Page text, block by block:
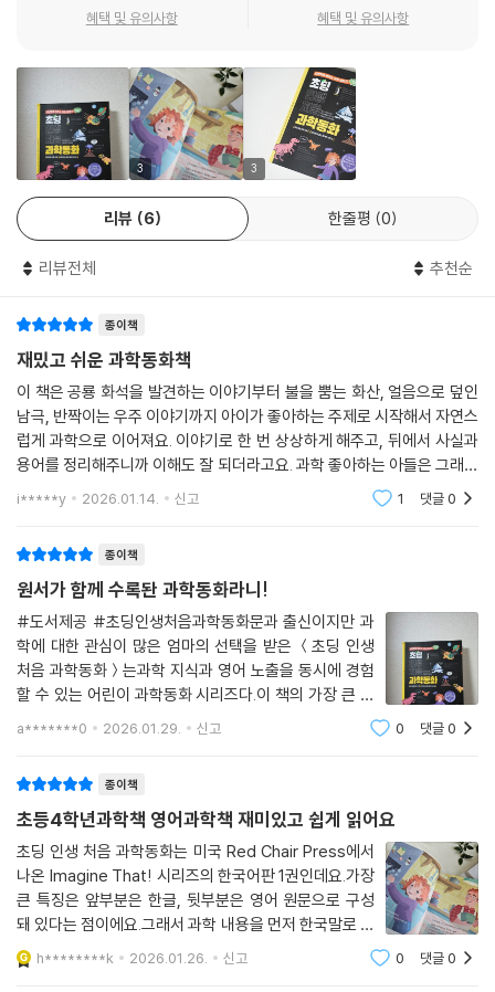
을 영어 원문으로 다지고, QR코드를 찍으면 원어민 선생님이 직접 들려주
에 빠져 아이 스스로 찾아 읽게 되는 책, 과학동화로 아이의 지식과 언어의
세계가 넓어집니다.
초등학교 교과서와 연계, 과학 수업이 기다려지는 마법!
『초딩 인생 처음 과학동화』는 초등 과학 교과서에서 다루는 핵심 주제를
바탕으로 구성되어 있어, 수업 전후 확장 활동, 배경 지식 보강, 영어 통합
년), 공룡 화석(5학년), 화산(4~6학년), 우주(4~6학년) 등 초등교과서
념을 자연스럽게 이해할 수 있도록 돕고 있습니다. 미리 읽어두면 과학 수
업이 기다려질 거예요.
혜택 및 유의사항 혜택 및 유의사항
3 3
리뷰 6 한줄평 0
리뷰전체 추천순
종이책
재밌고 쉬운 과학동화책
이 책은 공룡 화석을 발견하는 이야기부터 불을 뿜는 화산, 얼음으로 덮인
남극, 반짝이는 우주 이야기까지 아이가 좋아하는 주제로 시작해서 자연스
럽게 과학으로 이어져요. 이야기로 한 번 상상하게 해주고, 뒤에서 사실과
용어를 정리해주니까 이해도 잘 되더라고요. 과학 좋아하는 아들은 그래서
이게 이런 거구나하면서 스스로 설명해볼 정도였어요. 공부처럼 느껴지지
않아서 잔소
i*****y 2026.01.14. 신고 1 댓글0
종이책
원서가 함께 수록돤 과학동화라니!
#도서제공 #초딩인생처음과학동화문과 출신이지만 과
학에 대한 관심이 많은 엄마의 선택을 받은 ＜초딩 인생
처음 과학동화＞는과학 지식과 영어 노출을 동시에 경험
할 수 있는 어린이 과학동화 시리즈다.이 책의 가장 큰 특
징이자 장점은 앞부분에는 한국어 번역본이, 뒷부분에는
a*******0 2026.01.29. 신고 0 댓글0
종이책
초등4학년과학책 영어과학책 재미있고 쉽게 읽어요
초딩 인생 처음 과학동화는 미국 Red Chair Press에서
나온 Imagine That! 시리즈의 한국어판 1권인데요.가장
큰 특징은 앞부분은 한글, 뒷부분은 영어 원문으로 구성
돼 있다는 점이에요.그래서 과학 내용을 먼저 한국말로 이
해하고,같은 이야기를 영어로 다시 읽어보는 구조라 부담
이 정말 적어요.초등과학동화이면서 동시에 영어 독해까
h********k 2026.01.26. 신고 0 댓글0